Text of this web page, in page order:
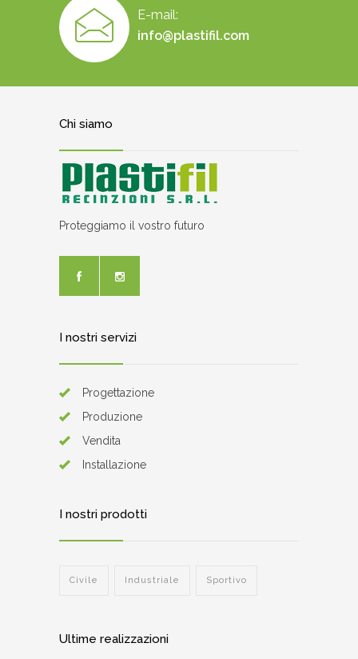
E-mail:
info@plastifil.com
Chi siamo
Proteggiamo il vostro futuro
I nostri servizi
Progettazione
Produzione
Vendita
Installazione
I nostri prodotti
Civile Industriale Sportivo
Ultime realizzazioni